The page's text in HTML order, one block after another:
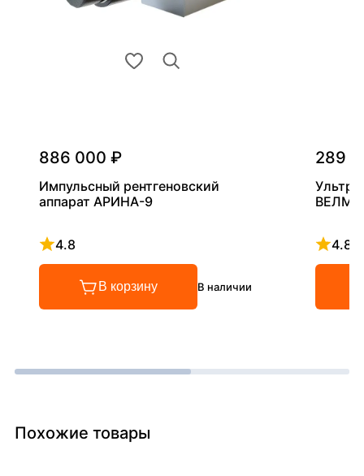
886 000 ₽
Импульсный рентгеновский
аппарат АРИНА-9
4.8
Рейтинг 4.8 из 5
В корзину В наличии
289
4.8
Похожие товары